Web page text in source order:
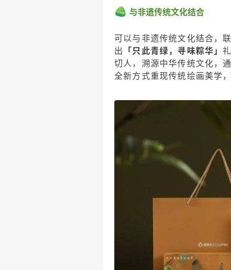
与非遗传统文化结合
可以与非遗传统文化结合，
出
「只此青绿，寻味粽华」
切人，溯源中华传统文化，
全新方式重现传统绘画美学